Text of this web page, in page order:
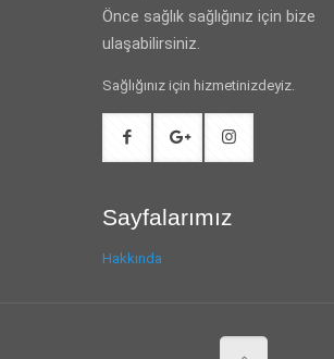
Önce sağlık sağlığınız için bize
ulaşabilirsiniz.
Sağlığınız için hizmetinizdeyiz.
Sayfalarımız
Hakkında